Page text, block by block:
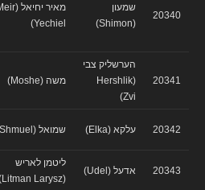
20340
שמעון
מאיר יחיאל (Meir
Yechiel)
20341
הערשליק צבי
(Hershlik
משה (Moshe)
20342 עלקא (Elka) שמואל (Shmuel)
20343 אדעל (Udel)
ליטמן לאריש
(Litman Larysz)